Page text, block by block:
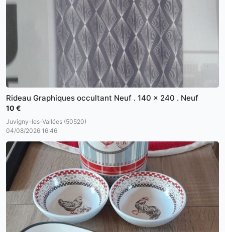
Rideau Graphiques occultant Neuf . 140 x 240 . Neuf
10 €
Juvigny-les-Vallées (50520)
04/08/2026 16:46